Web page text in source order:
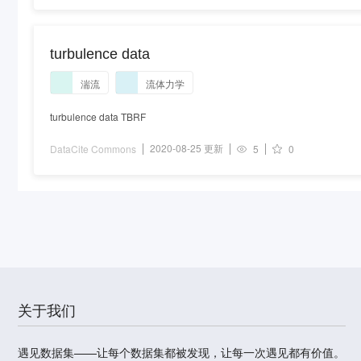
turbulence data
湍流 流体力学
turbulence data TBRF
DataCite Commons 2020-08-25 更新 5 0
关于我们
遇见数据集——让每个数据集都被发现，让每一次遇见都有价值。